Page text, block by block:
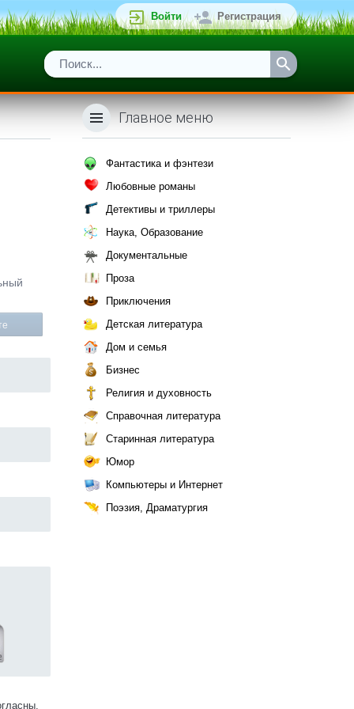
Войти Регистрация
Главное меню
Фантастика и фэнтези
Любовные романы
Детективы и триллеры
Наука, Образование
Документальные
Проза
Приключения
Детская литература
Дом и семья
Бизнес
Религия и духовность
Справочная литература
Старинная литература
Юмор
Компьютеры и Интернет
Поэзия, Драматургия